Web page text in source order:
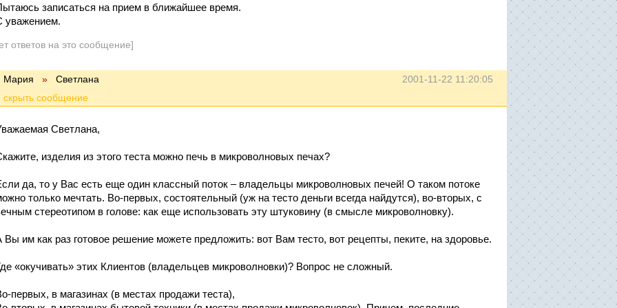
записаться на прием в ближайшее время.
уважением.
ответов на это сообщение]
2001-11-22 11:20:05
Мария » Cветлана
Светлана,
изделия из этого теста можно печь в микроволновых печах?
да, то у Вас есть еще один классный поток – владельцы микроволновых печей! О таком потоке
только мечтать. Во-первых, состоятельный (уж на тесто деньги всегда найдутся), во-вторых, с
стереотипом в голове: как еще использовать эту штуковину (в смысле микроволновку).
Вы им как раз готовое решение можете предложить: вот Вам тесто, вот рецепты, пеките, на здоровье.
«окучивать» этих Клиентов (владельцев микроволновки)? Вопрос не сложный.
первых, в магазинах (в местах продажи теста),